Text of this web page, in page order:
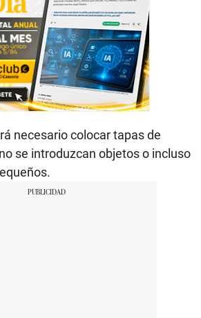
necesario colocar tapas de
se introduzcan objetos o incluso